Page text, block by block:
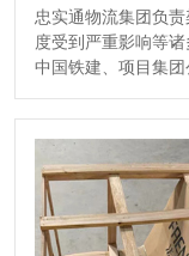
忠实通物流集团负
度受到严重影响等
中国铁建、项目集